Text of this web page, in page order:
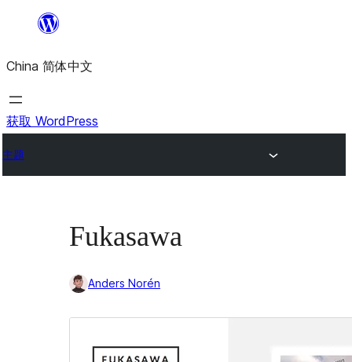
内
容
China 简体中文
获取 WordPress
主题
Fukasawa
Anders Norén